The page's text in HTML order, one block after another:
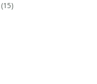
(15)